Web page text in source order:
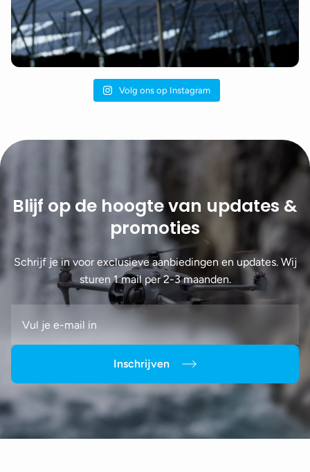
Volg ons op Instagram
Blijf op de hoogte van updates &
promoties
Schrijf je in voor exclusieve aanbiedingen en updates. Wij
sturen 1 mail per 2-3 maanden.
Inschrijven